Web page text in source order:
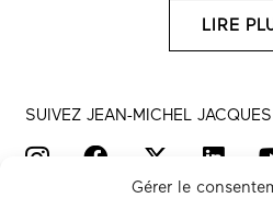
Gérer le
LIRE
SUIVEZ JEAN-MICHEL